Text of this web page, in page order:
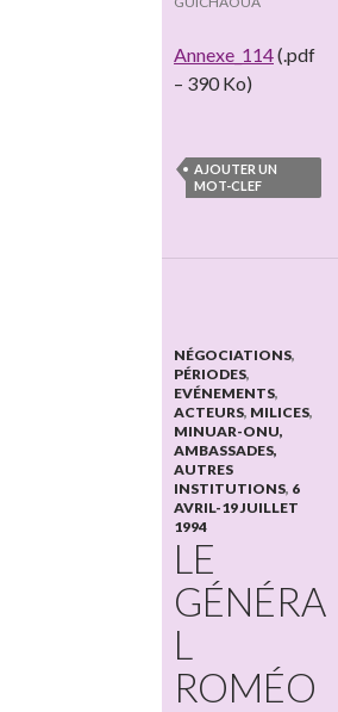
Annexe_114(.pdf
– 390 Ko)
AJOUTER UN
MOT-CLEF
NÉGOCIATIONS,
PÉRIODES,
EVÉNEMENTS,
ACTEURS, MILICES,
MINUAR-ONU,
AMBASSADES,
AUTRES
INSTITUTIONS, 6
AVRIL-19 JUILLET
1994
LE
GÉNÉRA
L
ROMÉO